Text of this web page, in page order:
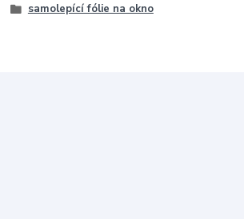
samolepící fólie na okno